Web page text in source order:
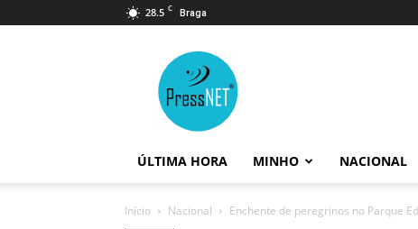
28.5 C Braga
ÚLTIMA HORA MINHO NACIONAL
Início Nacional Enchente de peregrinos no Parque